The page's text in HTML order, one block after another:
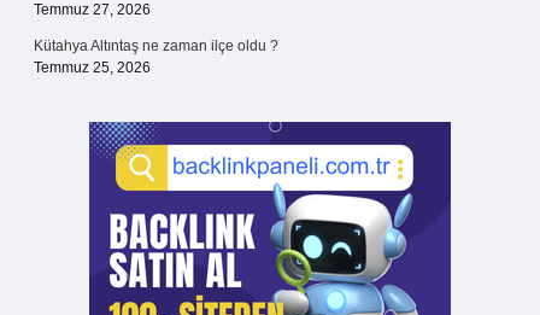
Temmuz 27, 2026
Kütahya Altıntaş ne zaman ilçe oldu ?
Temmuz 25, 2026